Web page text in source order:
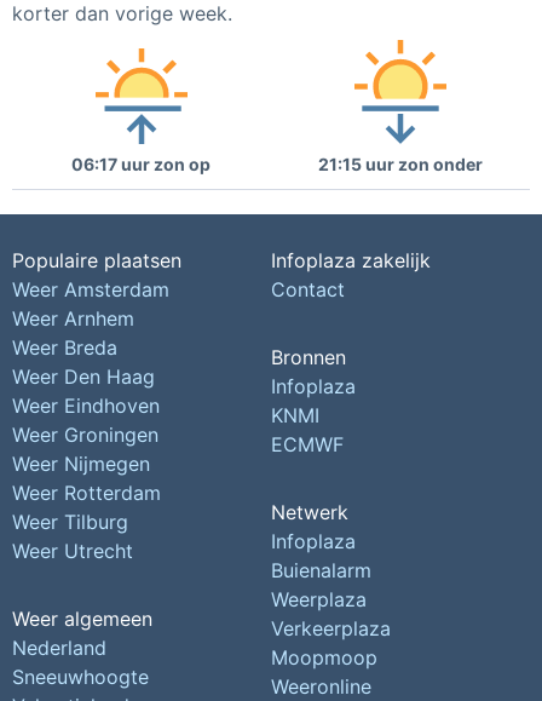
korter dan vorige week.
06:17 uur zon op 21:15 uur zon onder
Populaire plaatsen
Weer Amsterdam
Weer Arnhem
Weer Breda
Weer Den Haag
Weer Eindhoven
Weer Groningen
Weer Nijmegen
Weer Rotterdam
Weer Tilburg
Weer Utrecht
Weer algemeen
Nederland
Sneeuwhoogte
Infoplaza zakelijk
Contact
Bronnen
Infoplaza
KNMI
ECMWF
Netwerk
Infoplaza
Buienalarm
Weerplaza
Verkeerplaza
Moopmoop
Weeronline